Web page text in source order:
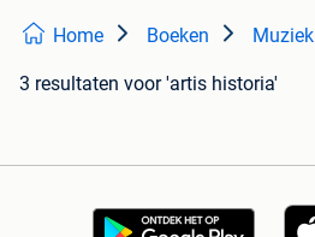
Home Boeken Muziek
3 resultaten voor 'artis historia'